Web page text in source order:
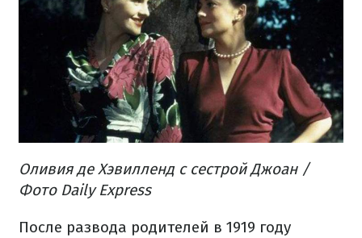
Оливия де Хэвилленд с сестрой Джоан /
Фото Daily Express
После развода родителей в 1919 году